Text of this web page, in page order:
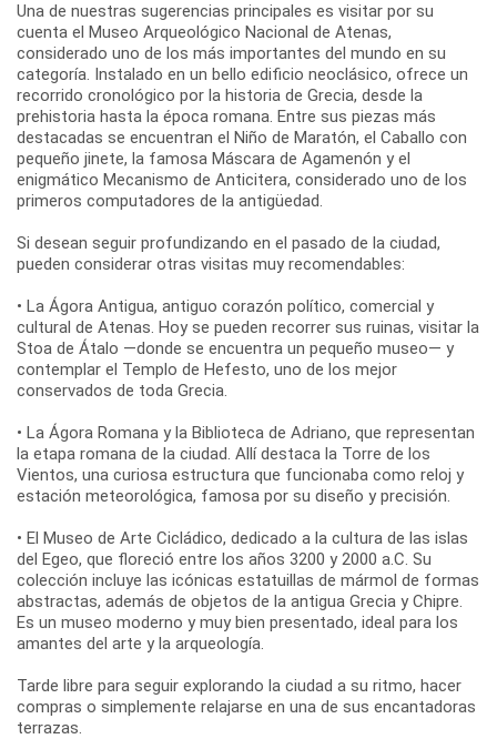
Una de nuestras sugerencias principales es visitar por su
cuenta el Museo Arqueológico Nacional de Atenas,
considerado uno de los más importantes del mundo en su
categoría. Instalado en un bello edificio neoclásico, ofrece un
recorrido cronológico por la historia de Grecia, desde la
prehistoria hasta la época romana. Entre sus piezas más
destacadas se encuentran el Niño de Maratón, el Caballo con
pequeño jinete, la famosa Máscara de Agamenón y el
enigmático Mecanismo de Anticitera, considerado uno de los
primeros computadores de la antigüedad.
Si desean seguir profundizando en el pasado de la ciudad,
pueden considerar otras visitas muy recomendables:
• La Ágora Antigua, antiguo corazón político, comercial y
cultural de Atenas. Hoy se pueden recorrer sus ruinas, visitar la
Stoa de Átalo —donde se encuentra un pequeño museo— y
contemplar el Templo de Hefesto, uno de los mejor
conservados de toda Grecia.
• La Ágora Romana y la Biblioteca de Adriano, que representan
la etapa romana de la ciudad. Allí destaca la Torre de los
Vientos, una curiosa estructura que funcionaba como reloj y
estación meteorológica, famosa por su diseño y precisión.
• El Museo de Arte Cicládico, dedicado a la cultura de las islas
del Egeo, que floreció entre los años 3200 y 2000 a.C. Su
colección incluye las icónicas estatuillas de mármol de formas
abstractas, además de objetos de la antigua Grecia y Chipre.
Es un museo moderno y muy bien presentado, ideal para los
amantes del arte y la arqueología.
Tarde libre para seguir explorando la ciudad a su ritmo, hacer
compras o simplemente relajarse en una de sus encantadoras
terrazas.